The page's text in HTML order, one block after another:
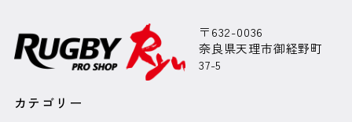
〒632-0036
奈良県天理市御経野町
37-5
カテゴリー